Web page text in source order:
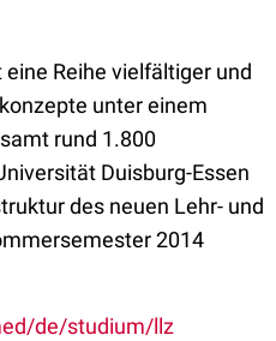
Reihe vielfältiger und
unter einem
rund 1.800
Duisburg-Essen
des neuen Lehr- und
2014
de/studium/llz